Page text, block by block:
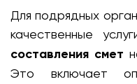
Для подрядных
качественные
составления смет
Это включает